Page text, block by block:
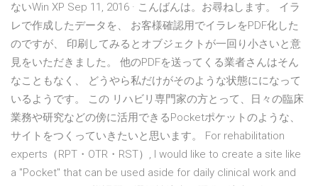
ないWin XP Sep 11, 2016 · こんばんは。お尋ねします。 イラ
レで作成したデータを、 お客様確認用でイラレをPDF化した
のですが、 印刷してみるとオブジェクトが一回り小さいと意
見をいただきました。 他のPDFを送ってくる業者さんはそん
なこともなく、 どうやら私だけがそのような状態にになって
いるようです。 この リハビリ専門家の方とって、日々の臨床
業務や研究などの傍に活用できるPocketポケットのような、
サイトをつくっていきたいと思います。 For rehabilitation
experts（RPT・OTR・RST）, I would like to create a site like
a "Pocket" that can be used aside for daily clinical work and